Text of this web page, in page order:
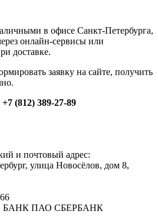
в офисе Санкт-Петербурга,
онлайн-сервисы или
доставке.
заявку на сайте, получить
+7 (812) 389-27-89
и почтовый адрес:
улица Новосёлов, дом 8,
ПАО СБЕРБАНК